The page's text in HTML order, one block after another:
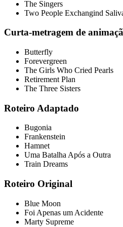
The Singers
Two People Exchangind
Curta-metragem de
Butterfly
Forevergreen
The Girls Who Cried Pearls
Retirement Plan
The Three Sisters
Roteiro Adaptado
Bugonia
Frankenstein
Hamnet
Uma Batalha Após a Outra
Train Dreams
Roteiro Original
Blue Moon
Foi Apenas um Acidente
Marty Supreme